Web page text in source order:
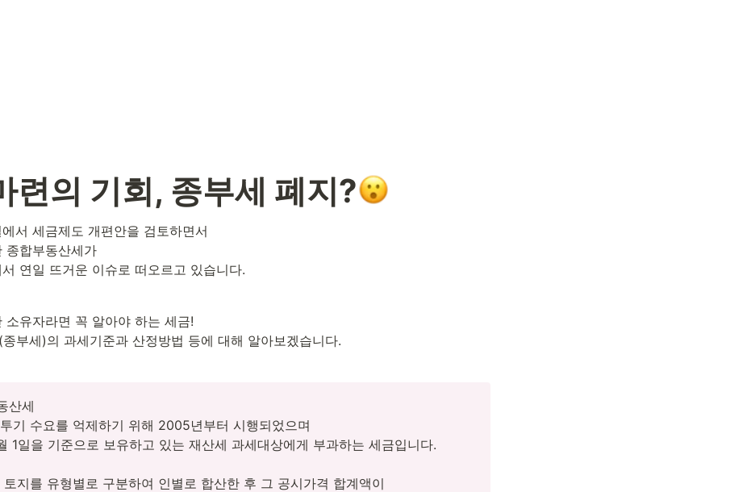
련의 기회, 종부세 폐지?
서 세금제도 개편안을 검토하면서
종합부동산세가
연일 뜨거운 이슈로 떠오르고 있습니다.
소유자라면 꼭 알아야 하는 세금!
부세)의 과세기준과 산정방법 등에 대해 알아보겠습니다.
산세
기 수요를 억제하기 위해 2005년부터 시행되었으며
1일을 기준으로 보유하고 있는 재산세 과세대상에게 부과하는 세금입니다.
토지를 유형별로 구분하여 인별로 합산한 후 그 공시가격 합계액이